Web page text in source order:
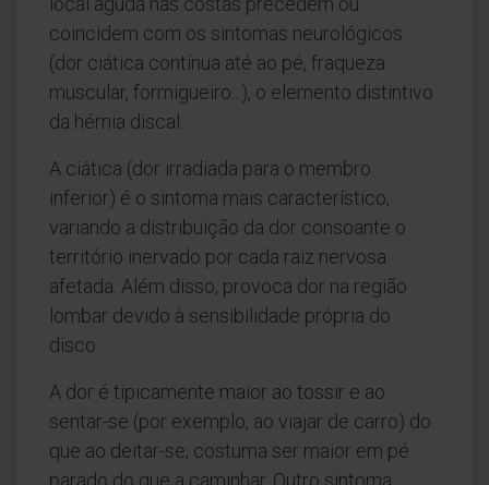
coincidem com os sintomas neurológicos
(dor ciática contínua até ao pé, fraqueza
muscular, formigueiro...), o elemento distintivo
da hérnia discal.
A ciática (dor irradiada para o membro
inferior) é o sintoma mais característico,
variando a distribuição da dor consoante o
território inervado por cada raiz nervosa
afetada. Além disso, provoca dor na região
lombar devido à sensibilidade própria do
disco.
A dor é tipicamente maior ao tossir e ao
sentar-se (por exemplo, ao viajar de carro) do
que ao deitar-se; costuma ser maior em pé
parado do que a caminhar. Outro sintoma